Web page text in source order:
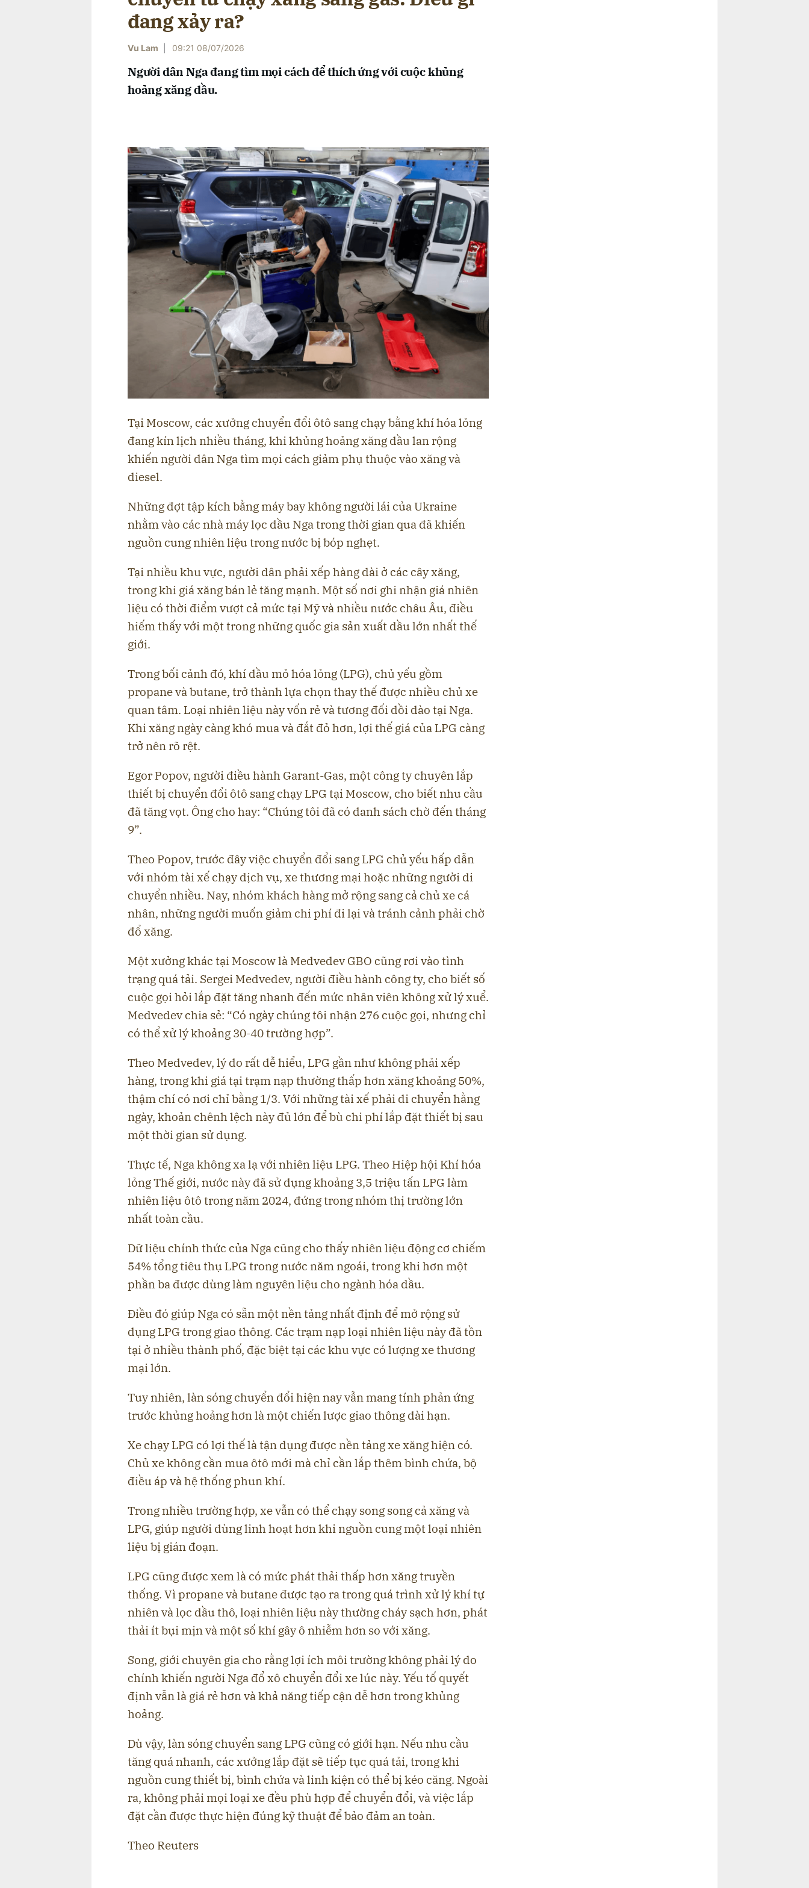
đang xảy ra?
Vu Lam 09:21 08/07/2026
Người dân Nga đang tìm mọi cách để thích ứng với cuộc khủng
hoảng xăng dầu.
Tại Moscow, các xưởng chuyển đổi ôtô sang chạy bằng khí hóa lỏng
đang kín lịch nhiều tháng, khi khủng hoảng xăng dầu lan rộng
khiến người dân Nga tìm mọi cách giảm phụ thuộc vào xăng và
diesel.
Những đợt tập kích bằng máy bay không người lái của Ukraine
nhằm vào các nhà máy lọc dầu Nga trong thời gian qua đã khiến
nguồn cung nhiên liệu trong nước bị bóp nghẹt.
Tại nhiều khu vực, người dân phải xếp hàng dài ở các cây xăng,
trong khi giá xăng bán lẻ tăng mạnh. Một số nơi ghi nhận giá nhiên
liệu có thời điểm vượt cả mức tại Mỹ và nhiều nước châu Âu, điều
hiếm thấy với một trong những quốc gia sản xuất dầu lớn nhất thế
giới.
Trong bối cảnh đó, khí dầu mỏ hóa lỏng (LPG), chủ yếu gồm
propane và butane, trở thành lựa chọn thay thế được nhiều chủ xe
quan tâm. Loại nhiên liệu này vốn rẻ và tương đối dồi dào tại Nga.
Khi xăng ngày càng khó mua và đắt đỏ hơn, lợi thế giá của LPG càng
trở nên rõ rệt.
Egor Popov, người điều hành Garant-Gas, một công ty chuyên lắp
thiết bị chuyển đổi ôtô sang chạy LPG tại Moscow, cho biết nhu cầu
đã tăng vọt. Ông cho hay: “Chúng tôi đã có danh sách chờ đến tháng
9”.
Theo Popov, trước đây việc chuyển đổi sang LPG chủ yếu hấp dẫn
với nhóm tài xế chạy dịch vụ, xe thương mại hoặc những người di
chuyển nhiều. Nay, nhóm khách hàng mở rộng sang cả chủ xe cá
nhân, những người muốn giảm chi phí đi lại và tránh cảnh phải chờ
đổ xăng.
Một xưởng khác tại Moscow là Medvedev GBO cũng rơi vào tình
trạng quá tải. Sergei Medvedev, người điều hành công ty, cho biết số
cuộc gọi hỏi lắp đặt tăng nhanh đến mức nhân viên không xử lý xuể.
Medvedev chia sẻ: “Có ngày chúng tôi nhận 276 cuộc gọi, nhưng chỉ
có thể xử lý khoảng 30-40 trường hợp”.
Theo Medvedev, lý do rất dễ hiểu, LPG gần như không phải xếp
hàng, trong khi giá tại trạm nạp thường thấp hơn xăng khoảng 50%,
thậm chí có nơi chỉ bằng 1/3. Với những tài xế phải di chuyển hằng
ngày, khoản chênh lệch này đủ lớn để bù chi phí lắp đặt thiết bị sau
một thời gian sử dụng.
Thực tế, Nga không xa lạ với nhiên liệu LPG. Theo Hiệp hội Khí hóa
lỏng Thế giới, nước này đã sử dụng khoảng 3,5 triệu tấn LPG làm
nhiên liệu ôtô trong năm 2024, đứng trong nhóm thị trường lớn
nhất toàn cầu.
Dữ liệu chính thức của Nga cũng cho thấy nhiên liệu động cơ chiếm
54% tổng tiêu thụ LPG trong nước năm ngoái, trong khi hơn một
phần ba được dùng làm nguyên liệu cho ngành hóa dầu.
Điều đó giúp Nga có sẵn một nền tảng nhất định để mở rộng sử
dụng LPG trong giao thông. Các trạm nạp loại nhiên liệu này đã tồn
tại ở nhiều thành phố, đặc biệt tại các khu vực có lượng xe thương
mại lớn.
Tuy nhiên, làn sóng chuyển đổi hiện nay vẫn mang tính phản ứng
trước khủng hoảng hơn là một chiến lược giao thông dài hạn.
Xe chạy LPG có lợi thế là tận dụng được nền tảng xe xăng hiện có.
Chủ xe không cần mua ôtô mới mà chỉ cần lắp thêm bình chứa, bộ
điều áp và hệ thống phun khí.
Trong nhiều trường hợp, xe vẫn có thể chạy song song cả xăng và
LPG, giúp người dùng linh hoạt hơn khi nguồn cung một loại nhiên
liệu bị gián đoạn.
LPG cũng được xem là có mức phát thải thấp hơn xăng truyền
thống. Vì propane và butane được tạo ra trong quá trình xử lý khí tự
nhiên và lọc dầu thô, loại nhiên liệu này thường cháy sạch hơn, phát
thải ít bụi mịn và một số khí gây ô nhiễm hơn so với xăng.
Song, giới chuyên gia cho rằng lợi ích môi trường không phải lý do
chính khiến người Nga đổ xô chuyển đổi xe lúc này. Yếu tố quyết
định vẫn là giá rẻ hơn và khả năng tiếp cận dễ hơn trong khủng
hoảng.
Dù vậy, làn sóng chuyển sang LPG cũng có giới hạn. Nếu nhu cầu
tăng quá nhanh, các xưởng lắp đặt sẽ tiếp tục quá tải, trong khi
nguồn cung thiết bị, bình chứa và linh kiện có thể bị kéo căng. Ngoài
ra, không phải mọi loại xe đều phù hợp để chuyển đổi, và việc lắp
đặt cần được thực hiện đúng kỹ thuật để bảo đảm an toàn.
Theo Reuters